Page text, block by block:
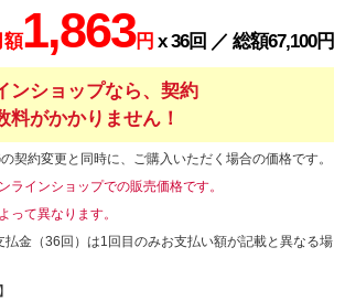
額1,863円 x 36回 ／ 総額67,100円
ンショップなら、契約
料がかかりません！
契約変更と同時に、ご購入いただく場合の価格です。
ラインショップでの販売価格です。
って異なります。
払金（36回）は1回目のみお支払い額が記載と異なる場